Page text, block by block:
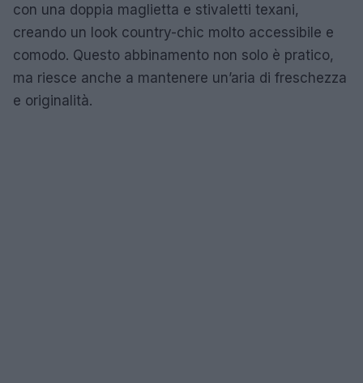
con una doppia maglietta e stivaletti texani,
creando un look country-chic molto accessibile e
comodo. Questo abbinamento non solo è pratico,
ma riesce anche a mantenere un’aria di freschezza
e originalità.